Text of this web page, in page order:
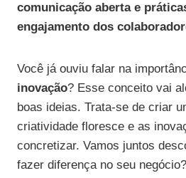
comunicação aberta e
engajamento dos
Você já ouviu falar na
inovação? Esse conceito vai
boas ideias. Trata-se de criar
criatividade floresce e as
concretizar. Vamos juntos
fazer diferença no seu negócio?